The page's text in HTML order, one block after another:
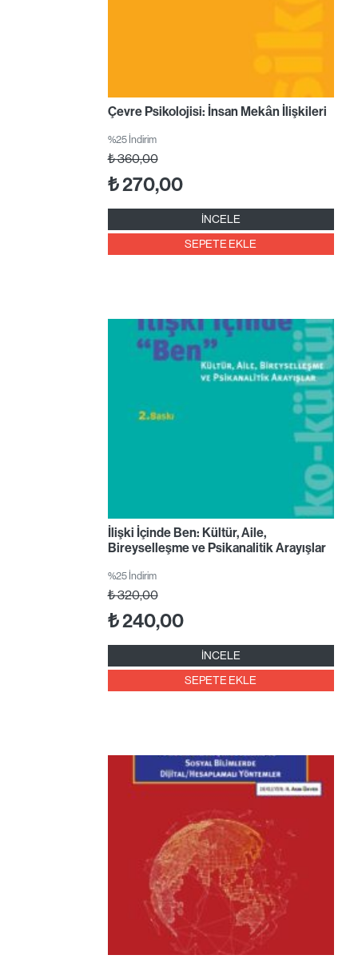
Çevre Psikolojisi: İnsan Mekân İlişkileri
%25 İndirim
₺360,00
₺270,00
İNCELE
SEPETE EKLE
İlişki İçinde Ben: Kültür, Aile,
Bireyselleşme ve Psikanalitik Arayışlar
%25 İndirim
₺320,00
₺240,00
İNCELE
SEPETE EKLE